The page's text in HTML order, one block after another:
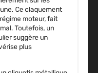
Ce claquement
moteur, fait
Toutefois, un
suggère un
plus